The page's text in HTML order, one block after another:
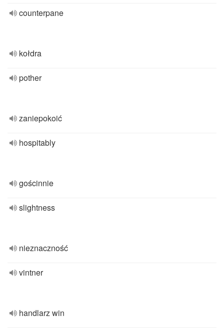
counterpane
kołdra
pother
zaniepokoić
hospitably
gościnnie
slightness
nieznaczność
vintner
handlarz win